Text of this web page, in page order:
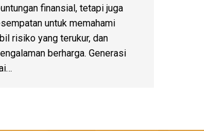
finansial, tetapi juga
untuk memahami
risiko yang terukur, dan
berharga. Generasi